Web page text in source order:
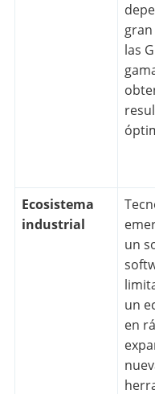
las
Ecosistema
industrial
un
un
en